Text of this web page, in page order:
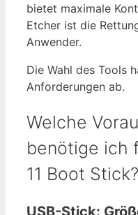
bietet maximale
Etcher ist die
Anwender.
Die Wahl des Tools
Anforderungen ab.
Welche
benötige ich
11 Boot Stick?